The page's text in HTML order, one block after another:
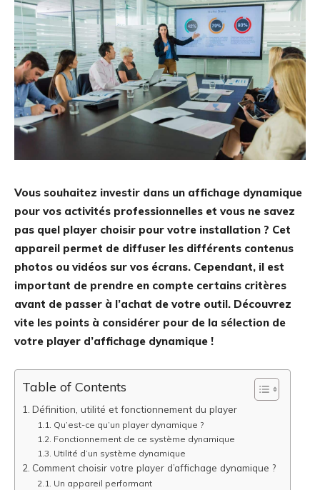
Vous souhaitez investir dans un affichage dynamique
pour vos activités professionnelles et vous ne savez
pas quel player choisir pour votre installation ? Cet
appareil permet de diffuser les différents contenus
photos ou vidéos sur vos écrans. Cependant, il est
important de prendre en compte certains critères
avant de passer à l’achat de votre outil. Découvrez
vite les points à considérer pour de la sélection de
votre player d’affichage dynamique !
Table of Contents
Définition, utilité et fonctionnement du player
Qu’est-ce qu’un player dynamique ?
Fonctionnement de ce système dynamique
Utilité d’un système dynamique
Comment choisir votre player d’affichage dynamique ?
Un appareil performant